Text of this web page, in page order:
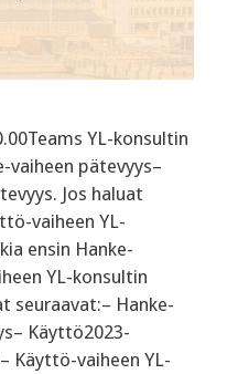
YL-konsultin
vaiheen pätevyys–
‍Jos haluat
vaiheen YL-
ensin Hanke-
YL-konsultin
seuraavat:– Hanke-
Käyttö2023-
Käyttö-vaiheen YL-